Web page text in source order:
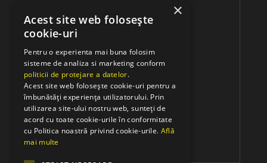
Telefon
0767637105
+40760974194
Follow Us
×
Acest site web folosește
cookie-uri
Pentru o experienta mai buna folosim
sisteme de analiza si marketing conform
politicii de protejare a datelor.
Acest site web folosește cookie-uri pentru a
îmbunătăți experiența utilizatorului. Prin
utilizarea site-ului nostru web, sunteți de
acord cu toate cookie-urile în conformitate
cu Politica noastră privind cookie-urile. Află
mai multe